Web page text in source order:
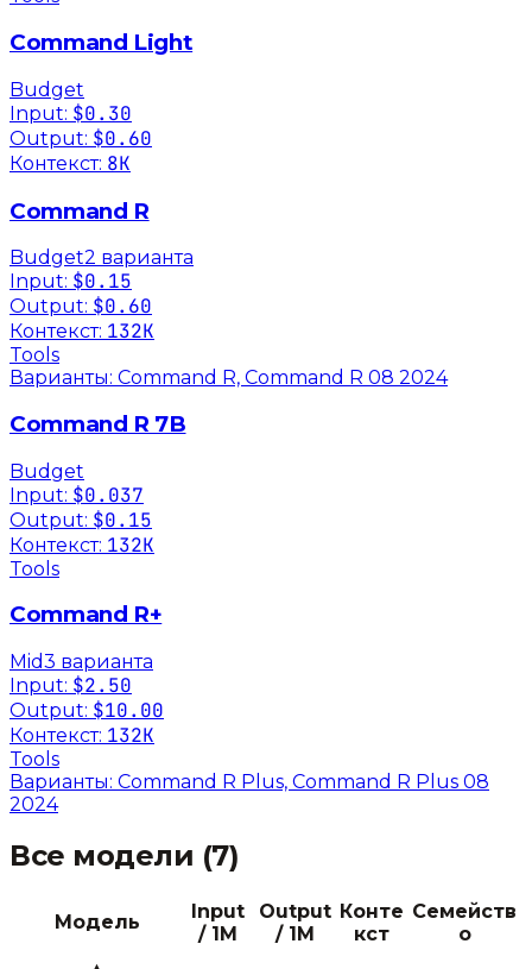
Command Light
Budget
Input: $0.30
Output: $0.60
Контекст: 8K
Command R
Budget2 варианта
Input: $0.15
Output: $0.60
Контекст: 132K
Tools
Варианты: Command R, Command R 08 2024
Command R 7B
Budget
Input: $0.037
Output: $0.15
Контекст: 132K
Tools
Command R+
Mid3 варианта
Input: $2.50
Output: $10.00
Контекст: 132K
Tools
Варианты: Command R Plus, Command R Plus 08
2024
Все модели (7)
Модель
Input
/ 1M
Output
/ 1M
Конте
кст
Семейств
о